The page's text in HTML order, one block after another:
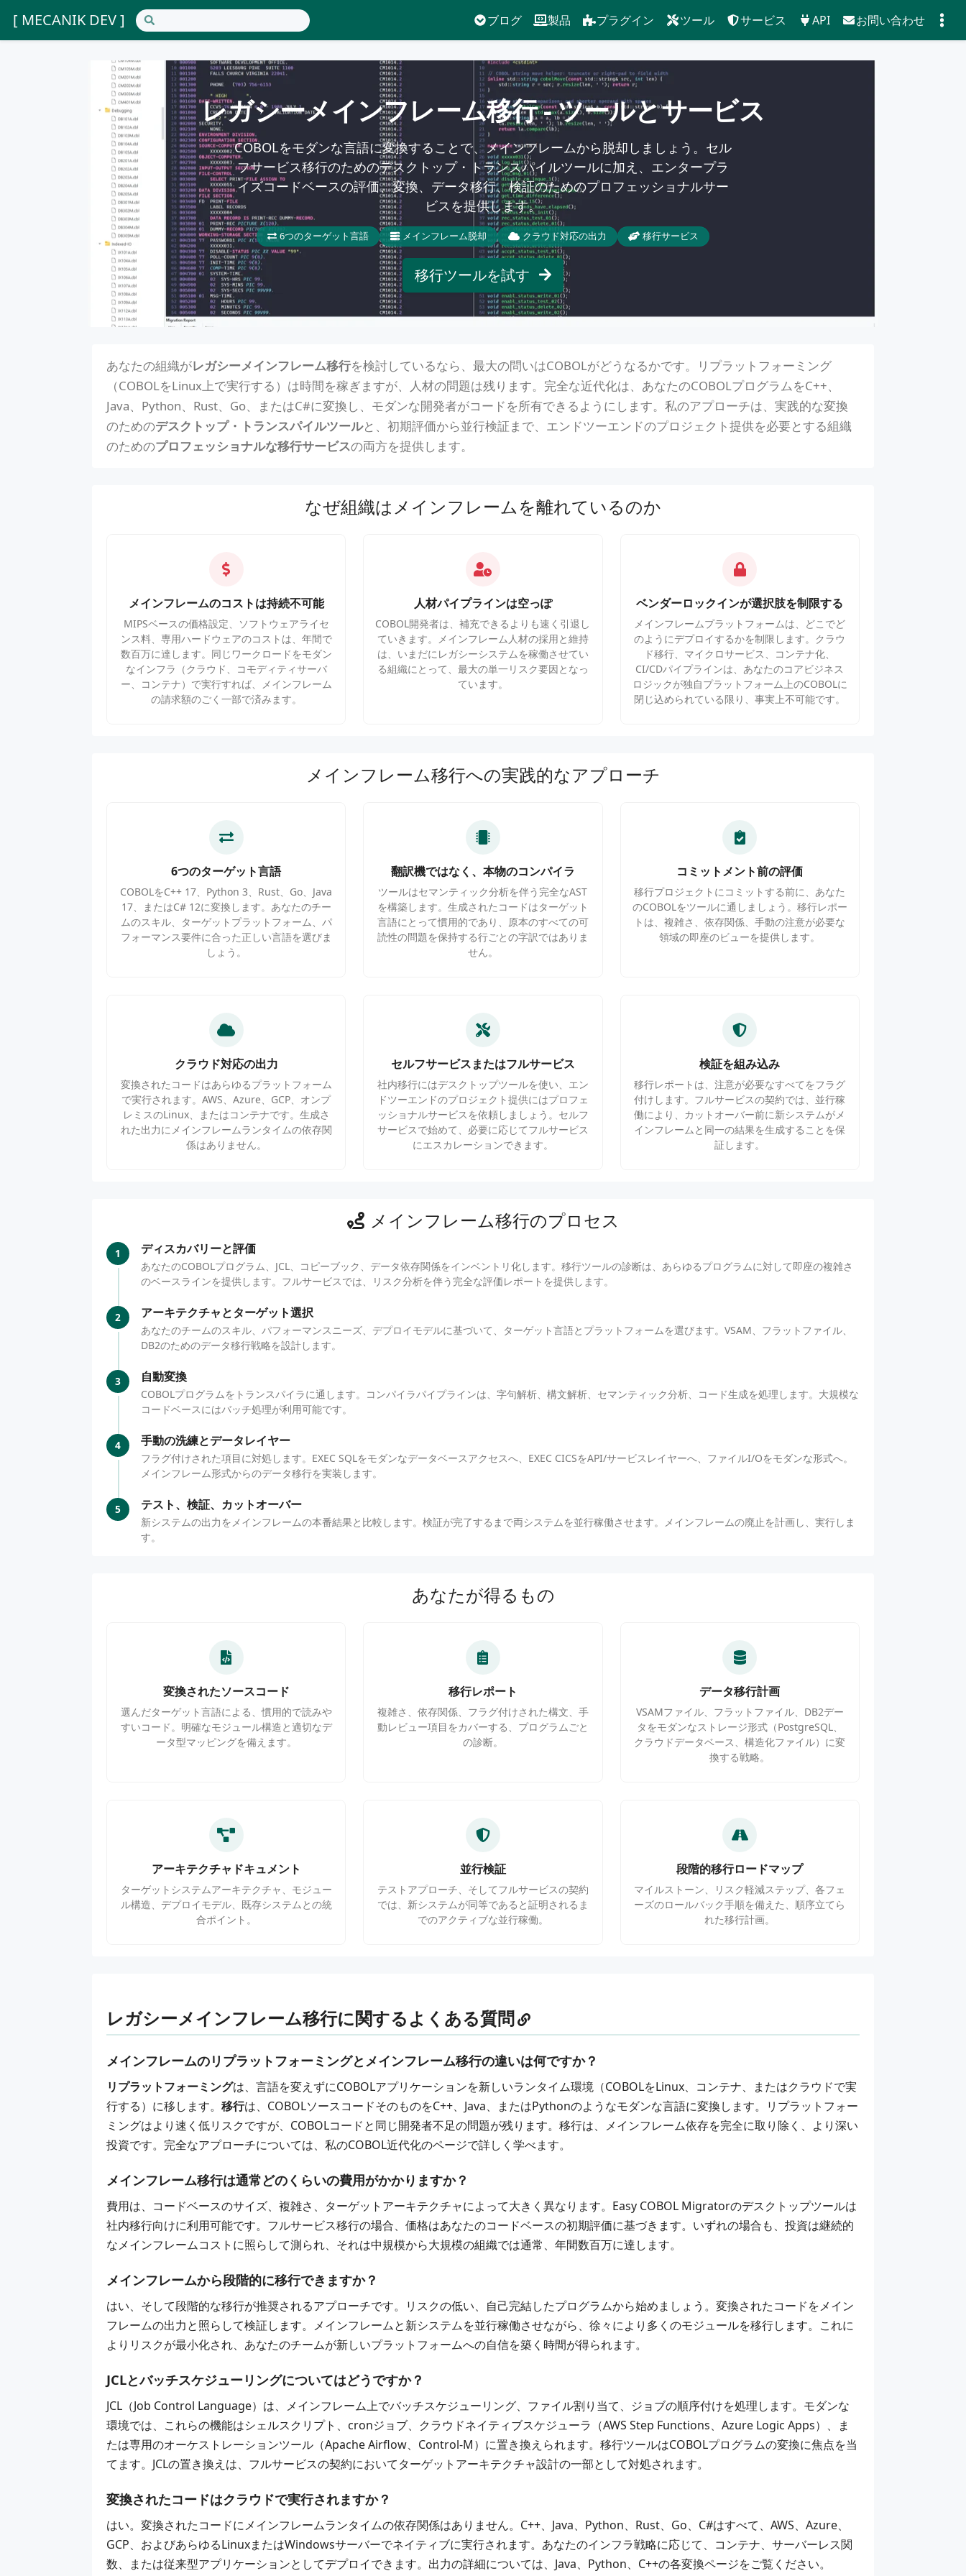
[ MECANIK DEV ] ブログ 製品 プラグイン ツール サービス API お問い合わせ
レガシーメインフレーム移行 - ツールとサービス
COBOLをモダンな言語に変換することで、メインフレームから脱却しましょう。セル
フサービス移行のためのデスクトップ・トランスパイルツールに加え、エンタープラ
イズコードベースの評価、変換、データ移行、検証のためのプロフェッショナルサー
ビスを提供します。
6つのターゲット言語 メインフレーム脱却 クラウド対応の出力 移行サービス
移行ツールを試す
あなたの組織がレガシーメインフレーム移行を検討しているなら、最大の問いはCOBOLがどうなるかです。リプラットフォーミング
（COBOLをLinux上で実行する）は時間を稼ぎますが、人材の問題は残ります。完全な近代化は、あなたのCOBOLプログラムをC++、
Java、Python、Rust、Go、またはC#に変換し、モダンな開発者がコードを所有できるようにします。私のアプローチは、実践的な変換
のためのデスクトップ・トランスパイルツールと、初期評価から並行検証まで、エンドツーエンドのプロジェクト提供を必要とする組織
のためのプロフェッショナルな移行サービスの両方を提供します。
なぜ組織はメインフレームを離れているのか
メインフレームのコストは持続不可能
MIPSベースの価格設定、ソフトウェアライセ
ンス料、専用ハードウェアのコストは、年間で
数百万に達します。同じワークロードをモダン
なインフラ（クラウド、コモディティサーバ
ー、コンテナ）で実行すれば、メインフレーム
の請求額のごく一部で済みます。
人材パイプラインは空っぽ
COBOL開発者は、補充できるよりも速く引退し
ていきます。メインフレーム人材の採用と維持
は、いまだにレガシーシステムを稼働させてい
る組織にとって、最大の単一リスク要因となっ
ています。
ベンダーロックインが選択肢を制限する
メインフレームプラットフォームは、どこでど
のようにデプロイするかを制限します。クラウ
ド移行、マイクロサービス、コンテナ化、
CI/CDパイプラインは、あなたのコアビジネス
ロジックが独自プラットフォーム上のCOBOLに
閉じ込められている限り、事実上不可能です。
メインフレーム移行への実践的なアプローチ
6つのターゲット言語
COBOLをC++ 17、Python 3、Rust、Go、Java
17、またはC# 12に変換します。あなたのチー
ムのスキル、ターゲットプラットフォーム、パ
フォーマンス要件に合った正しい言語を選びま
しょう。
翻訳機ではなく、本物のコンパイラ
ツールはセマンティック分析を伴う完全なAST
を構築します。生成されたコードはターゲット
言語にとって慣用的であり、原本のすべての可
読性の問題を保持する行ごとの字訳ではありま
せん。
コミットメント前の評価
移行プロジェクトにコミットする前に、あなた
のCOBOLをツールに通しましょう。移行レポー
トは、複雑さ、依存関係、手動の注意が必要な
領域の即座のビューを提供します。
クラウド対応の出力
変換されたコードはあらゆるプラットフォーム
で実行されます。AWS、Azure、GCP、オンプ
レミスのLinux、またはコンテナです。生成さ
れた出力にメインフレームランタイムの依存関
係はありません。
セルフサービスまたはフルサービス
社内移行にはデスクトップツールを使い、エン
ドツーエンドのプロジェクト提供にはプロフェ
ッショナルサービスを依頼しましょう。セルフ
サービスで始めて、必要に応じてフルサービス
にエスカレーションできます。
検証を組み込み
移行レポートは、注意が必要なすべてをフラグ
付けします。フルサービスの契約では、並行稼
働により、カットオーバー前に新システムがメ
インフレームと同一の結果を生成することを保
証します。
メインフレーム移行のプロセス
1 ディスカバリーと評価
あなたのCOBOLプログラム、JCL、コピーブック、データ依存関係をインベントリ化します。移行ツールの診断は、あらゆるプログラムに対して即座の複雑さ
のベースラインを提供します。フルサービスでは、リスク分析を伴う完全な評価レポートを提供します。
2 アーキテクチャとターゲット選択
あなたのチームのスキル、パフォーマンスニーズ、デプロイモデルに基づいて、ターゲット言語とプラットフォームを選びます。VSAM、フラットファイル、
DB2のためのデータ移行戦略を設計します。
3 自動変換
COBOLプログラムをトランスパイラに通します。コンパイラパイプラインは、字句解析、構文解析、セマンティック分析、コード生成を処理します。大規模な
コードベースにはバッチ処理が利用可能です。
4 手動の洗練とデータレイヤー
フラグ付けされた項目に対処します。EXEC SQLをモダンなデータベースアクセスへ、EXEC CICSをAPI/サービスレイヤーへ、ファイルI/Oをモダンな形式へ。
メインフレーム形式からのデータ移行を実装します。
5 テスト、検証、カットオーバー
新システムの出力をメインフレームの本番結果と比較します。検証が完了するまで両システムを並行稼働させます。メインフレームの廃止を計画し、実行しま
す。
あなたが得るもの
変換されたソースコード
選んだターゲット言語による、慣用的で読みや
すいコード。明確なモジュール構造と適切なデ
ータ型マッピングを備えます。
移行レポート
複雑さ、依存関係、フラグ付けされた構文、手
動レビュー項目をカバーする、プログラムごと
の診断。
データ移行計画
VSAMファイル、フラットファイル、DB2デー
タをモダンなストレージ形式（PostgreSQL、
クラウドデータベース、構造化ファイル）に変
換する戦略。
アーキテクチャドキュメント
ターゲットシステムアーキテクチャ、モジュー
ル構造、デプロイモデル、既存システムとの統
合ポイント。
並行検証
テストアプローチ、そしてフルサービスの契約
では、新システムが同等であると証明されるま
でのアクティブな並行稼働。
段階的移行ロードマップ
マイルストーン、リスク軽減ステップ、各フェ
ーズのロールバック手順を備えた、順序立てら
れた移行計画。
レガシーメインフレーム移行に関するよくある質問
メインフレームのリプラットフォーミングとメインフレーム移行の違いは何ですか？
リプラットフォーミングは、言語を変えずにCOBOLアプリケーションを新しいランタイム環境（COBOLをLinux、コンテナ、またはクラウドで実
行する）に移します。 移行は、COBOLソースコードそのものをC++、 Java、またはPythonのようなモダンな言語に変換します。リプラットフォー
ミングはより速く低リスクですが、COBOLコードと同じ開発者不足の問題が残ります。移行は、メインフレーム依存を完全に取り除く、より深い
投資です。完全なアプローチについては、私のCOBOL近代化のページで詳しく学べます。
メインフレーム移行は通常どのくらいの費用がかかりますか？
費用は、コードベースのサイズ、複雑さ、ターゲットアーキテクチャによって大きく異なります。 Easy COBOL Migratorのデスクトップツールは
社内移行向けに利用可能です。 フルサービス移行の場合、価格はあなたのコードベースの初期評価に基づきます。いずれの場合も、投資は継続的
なメインフレームコストに照らして測られ、それは中規模から大規模の組織では通常、年間数百万に達します。
メインフレームから段階的に移行できますか？
はい、そして段階的な移行が推奨されるアプローチです。リスクの低い、自己完結したプログラムから始めましょう。変換されたコードをメイン
フレームの出力と照らして検証します。メインフレームと新システムを並行稼働させながら、徐々により多くのモジュールを移行します。これに
よりリスクが最小化され、あなたのチームが新しいプラットフォームへの自信を築く時間が得られます。
JCLとバッチスケジューリングについてはどうですか？
JCL（Job Control Language）は、メインフレーム上でバッチスケジューリング、ファイル割り当て、ジョブの順序付けを処理します。モダンな
環境では、これらの機能はシェルスクリプト、cronジョブ、クラウドネイティブスケジューラ（AWS Step Functions、Azure Logic Apps）、ま
たは専用のオーケストレーションツール（Apache Airflow、Control-M）に置き換えられます。移行ツールはCOBOLプログラムの変換に焦点を当
てます。JCLの置き換えは、フルサービスの契約においてターゲットアーキテクチャ設計の一部として対処されます。
変換されたコードはクラウドで実行されますか？
はい。変換されたコードにメインフレームランタイムの依存関係はありません。C++、Java、Python、Rust、Go、C#はすべて、AWS、Azure、
GCP、およびあらゆるLinuxまたはWindowsサーバーでネイティブに実行されます。あなたのインフラ戦略に応じて、コンテナ、サーバーレス関
数、または従来型アプリケーションとしてデプロイできます。出力の詳細については、 Java、 Python、 C++の各変換ページをご覧ください。